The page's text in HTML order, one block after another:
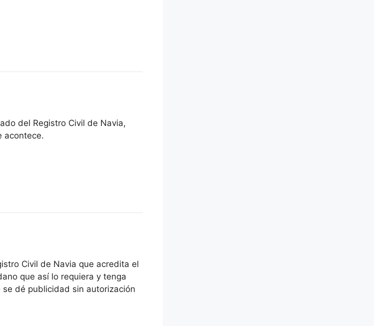
del Registro Civil de Navia,
acontece.
Civil de Navia que acredita el
que así lo requiera y tenga
dé publicidad sin autorización